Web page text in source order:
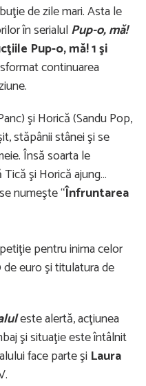
de zile mari. Asta le
în serialulPup-o, mă!
Pup-o, mă! 1 şi
continuarea
şi Horică (Sandu Pop,
stăpânii stânei şi se
Însă soarta le
şi Horică ajung…
numeşte “Înfruntarea
pentru inima celor
euro şi titulatura de
este alertă, acţiunea
şi situaţie este întâlnit
face parte şi Laura